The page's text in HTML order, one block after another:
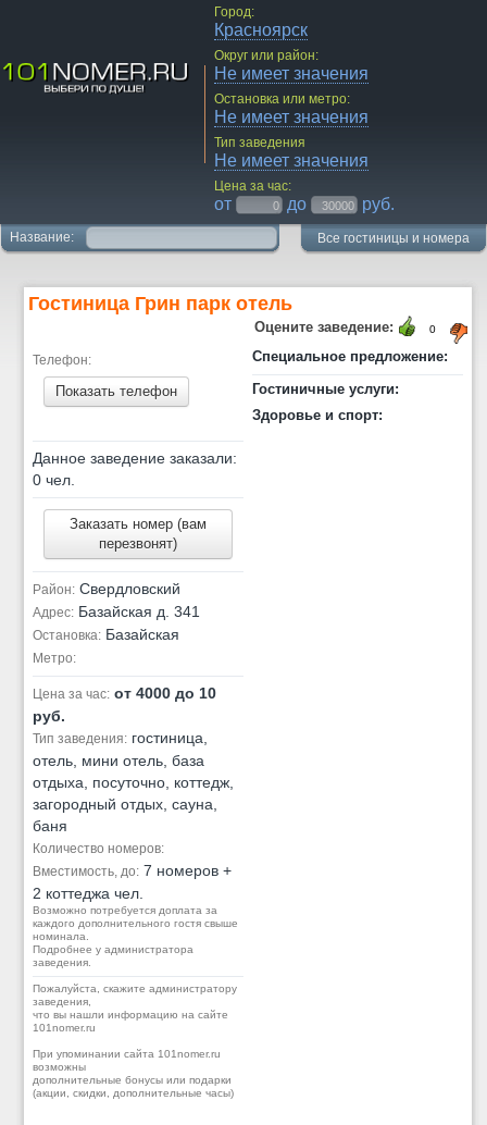
Город:
Красноярск
Округ или район:
Не имеет значения
Остановка или метро:
Не имеет значения
Тип заведения
Не имеет значения
Цена за час:
от до руб.
Название: Все гостиницы и номера
Гостиница Грин парк отель
0
Оцените заведение:
Телефон:
Показать телефон
Данное заведение заказали:
0 чел.
Заказать номер (вам
перезвонят)
Район: Свердловский
Адрес: Базайская д. 341
Остановка: Базайская
Метро:
Цена за час: от 4000 до 10
руб.
Тип заведения: гостиница,
отель, мини отель, база
отдыха, посуточно, коттедж,
загородный отдых, сауна,
баня
Количество номеров:
Вместимость, до: 7 номеров +
2 коттеджа чел.
Возможно потребуется доплата за
каждого дополнительного гостя свыше
номинала.
Подробнее у администратора
заведения.
Пожалуйста, скажите администратору
заведения,
что вы нашли информацию на сайте
101nomer.ru
При упоминании сайта 101nomer.ru
возможны
дополнительные бонусы или подарки
(акции, скидки, дополнительные часы)
Специальное предложение:
Гостиничные услуги:
Здоровье и спорт: